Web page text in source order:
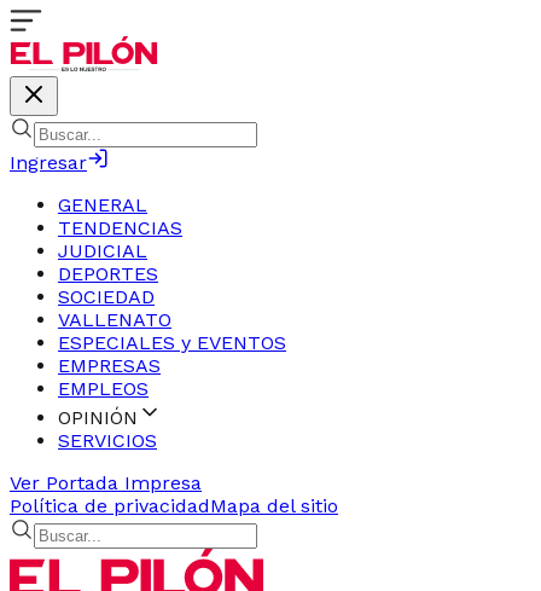
Ingresar
GENERAL
TENDENCIAS
JUDICIAL
DEPORTES
SOCIEDAD
VALLENATO
ESPECIALES y EVENTOS
EMPRESAS
EMPLEOS
OPINIÓN
SERVICIOS
Ver Portada Impresa
Política de privacidadMapa del sitio